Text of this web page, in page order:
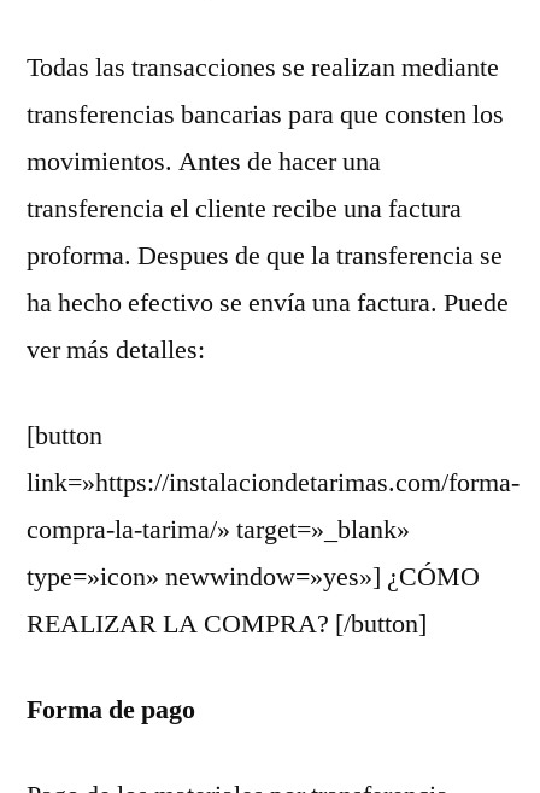
Todas las transacciones se realizan mediante
transferencias bancarias para que consten los
movimientos. Antes de hacer una
transferencia el cliente recibe una factura
proforma. Despues de que la transferencia se
ha hecho efectivo se envía una factura. Puede
ver más detalles:
[button
link=»https://instalaciondetarimas.com/forma-
compra-la-tarima/» target=»_blank»
type=»icon» newwindow=»yes»] ¿CÓMO
REALIZAR LA COMPRA? [/button]
Forma de pago